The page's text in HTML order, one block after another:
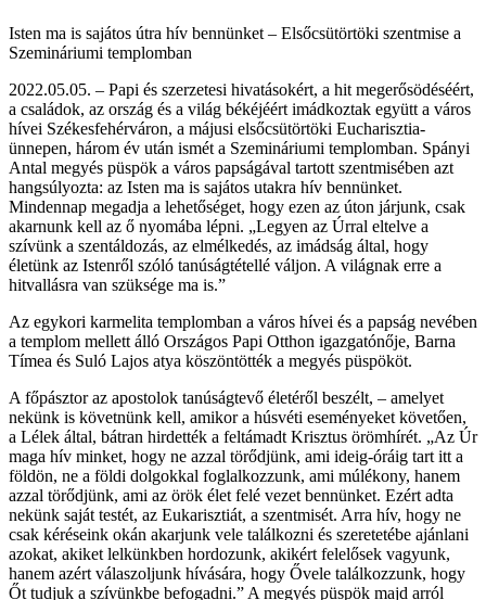
Isten ma is sajátos útra hív bennünket – Elsőcsütörtöki szentmise a
Szemináriumi templomban
2022.05.05. – Papi és szerzetesi hivatásokért, a hit megerősödéséért,
a családok, az ország és a világ békéjéért imádkoztak együtt a város
hívei Székesfehérváron, a májusi elsőcsütörtöki Eucharisztia-
ünnepen, három év után ismét a Szemináriumi templomban. Spányi
Antal megyés püspök a város papságával tartott szentmisében azt
hangsúlyozta: az Isten ma is sajátos utakra hív bennünket.
Mindennap megadja a lehetőséget, hogy ezen az úton járjunk, csak
akarnunk kell az ő nyomába lépni. „Legyen az Úrral eltelve a
szívünk a szentáldozás, az elmélkedés, az imádság által, hogy
életünk az Istenről szóló tanúságtétellé váljon. A világnak erre a
hitvallásra van szüksége ma is.”
Az egykori karmelita templomban a város hívei és a papság nevében
a templom mellett álló Országos Papi Otthon igazgatónője, Barna
Tímea és Suló Lajos atya köszöntötték a megyés püspököt.
A főpásztor az apostolok tanúságtevő életéről beszélt, – amelyet
nekünk is követnünk kell, amikor a húsvéti eseményeket követően,
a Lélek által, bátran hirdették a feltámadt Krisztus örömhírét. „Az Úr
maga hív minket, hogy ne azzal törődjünk, ami ideig-óráig tart itt a
földön, ne a földi dolgokkal foglalkozzunk, ami múlékony, hanem
azzal törődjünk, ami az örök élet felé vezet bennünket. Ezért adta
nekünk saját testét, az Eukarisztiát, a szentmisét. Arra hív, hogy ne
csak kéréseink okán akarjunk vele találkozni és szeretetébe ajánlani
azokat, akiket lelkünkben hordozunk, akikért felelősek vagyunk,
hanem azért válaszoljunk hívására, hogy Ővele találkozzunk, hogy
Őt tudjuk a szívünkbe befogadni.” A megyés püspök majd arról